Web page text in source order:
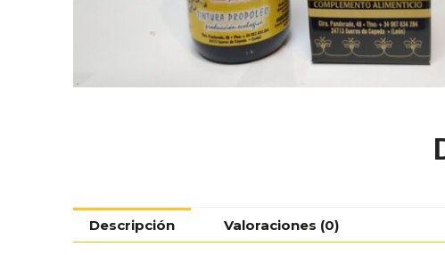
Descripción Valoraciones (0)